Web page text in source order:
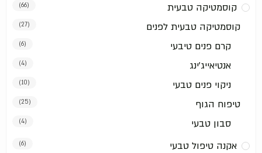
קוסמטיקה טבעית (66)
קוסמטיקה טבעית לפנים (27)
קרם פנים טיבעי (6)
אנטיאייג'ינג (4)
ניקוי פנים טבעי (10)
טיפוח הגוף (25)
סבון טבעי (4)
אקנה טיפול טבעי (6)